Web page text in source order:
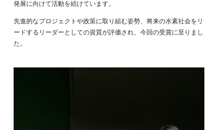
発展に向けて活動を続けています。
先進的なプロジェクトや政策に取り組む姿勢、将来の水素社会をリ
ードするリーダーとしての資質が評価され、今回の受賞に至りまし
た。